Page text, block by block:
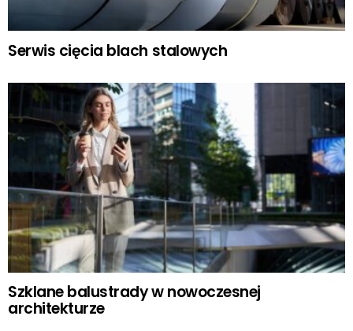
Serwis cięcia blach stalowych
Szklane balustrady w nowoczesnej
architekturze